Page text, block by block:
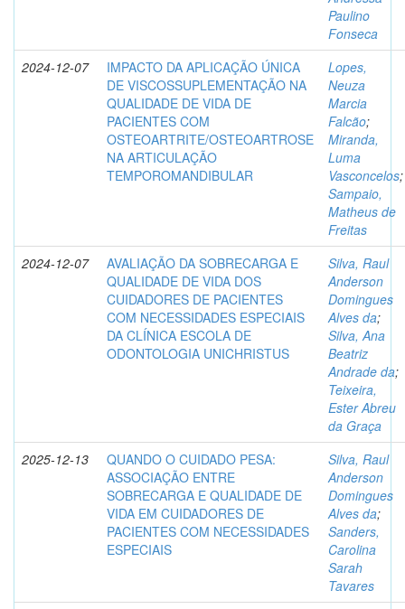
Paulino
Fonseca
2024-12-07
IMPACTO DA APLICAÇÃO ÚNICA
DE VISCOSSUPLEMENTAÇÃO NA
QUALIDADE DE VIDA DE
PACIENTES COM
OSTEOARTRITE/OSTEOARTROSE
NA ARTICULAÇÃO
TEMPOROMANDIBULAR
Lopes,
Neuza
Marcia
Falcão;
Miranda,
Luma
Vasconcelos;
Sampaio,
Matheus de
Freitas
2024-12-07
AVALIAÇÃO DA SOBRECARGA E
QUALIDADE DE VIDA DOS
CUIDADORES DE PACIENTES
COM NECESSIDADES ESPECIAIS
DA CLÍNICA ESCOLA DE
ODONTOLOGIA UNICHRISTUS
Silva, Raul
Anderson
Domingues
Alves da;
Silva, Ana
Beatriz
Andrade da;
Teixeira,
Ester Abreu
da Graça
2025-12-13
QUANDO O CUIDADO PESA:
ASSOCIAÇÃO ENTRE
SOBRECARGA E QUALIDADE DE
VIDA EM CUIDADORES DE
PACIENTES COM NECESSIDADES
ESPECIAIS
Silva, Raul
Anderson
Domingues
Alves da;
Sanders,
Carolina
Sarah
Tavares